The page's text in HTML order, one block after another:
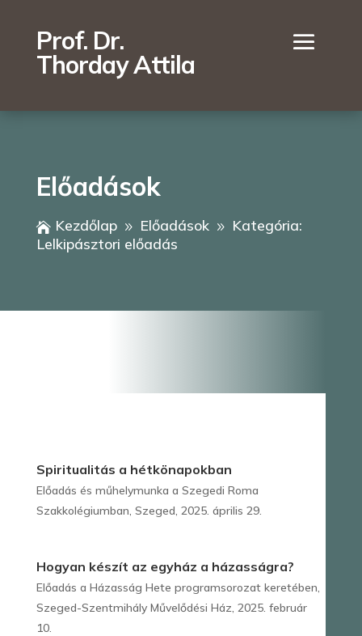
Prof. Dr.
Thorday Attila
Előadások
 Kezdőlap 9 Előadások 9
Kategória:
Lelkipásztori előadás
Spiritualitás a hétkönapokban
Előadás és műhelymunka a Szegedi Roma
Szakkolégiumban, Szeged, 2025. április 29.
Hogyan készít az egyház a házasságra?
Előadás a Házasság Hete programsorozat keretében,
Szeged-Szentmihály Művelődési Ház, 2025. február
10.